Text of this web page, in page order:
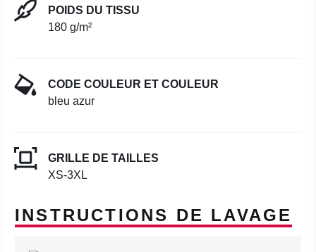
POIDS DU TISSU
180 g/m²
CODE COULEUR ET COULEUR
bleu azur
GRILLE DE TAILLES
XS-3XL
INSTRUCTIONS DE LAVAGE